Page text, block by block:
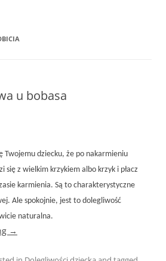
u bobasa
Twojemu dziecku, że po nakarmieniu
się z wielkim krzykiem albo krzyk i płacz
karmienia. Są to charakterystyczne
Ale spokojnie, jest to dolegliwość
naturalna.
→